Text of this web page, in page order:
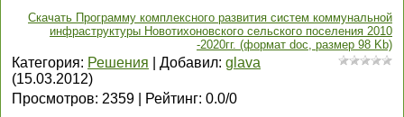
Скачать Программу комплексного развития систем коммунальной
инфраструктуры Новотихоновского сельского поселения 2010
-2020гг. (формат doc, размер 98 Kb)
Категория: Решения Добавил: glava
(15.03.2012)
Просмотров: 2359 Рейтинг: 0.0/0